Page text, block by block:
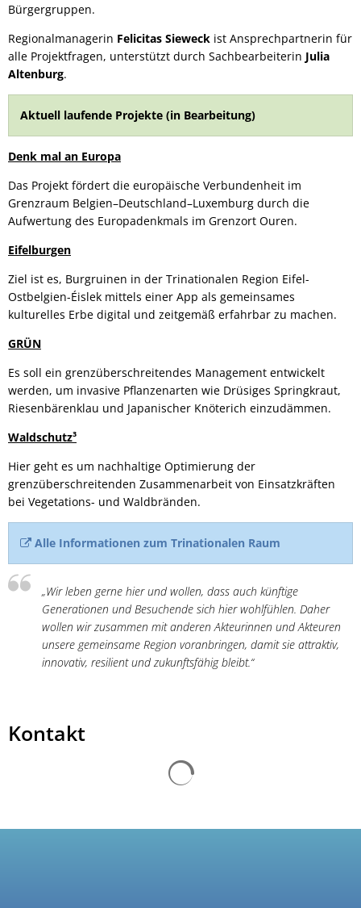
Bürgergruppen.
Regionalmanagerin Felicitas Sieweck ist Ansprechpartnerin für
alle Projektfragen, unterstützt durch Sachbearbeiterin Julia
Altenburg.
Aktuell laufende Projekte (in Bearbeitung)
Denk mal an Europa
Das Projekt fördert die europäische Verbundenheit im
Grenzraum Belgien–Deutschland–Luxemburg durch die
Aufwertung des Europadenkmals im Grenzort Ouren.
Eifelburgen
Ziel ist es, Burgruinen in der Trinationalen Region Eifel-
Ostbelgien-Éislek mittels einer App als gemeinsames
kulturelles Erbe digital und zeitgemäß erfahrbar zu machen.
GRÜN
Es soll ein grenzüberschreitendes Management entwickelt
werden, um invasive Pflanzenarten wie Drüsiges Springkraut,
Riesenbärenklau und Japanischer Knöterich einzudämmen.
Waldschutz³
Hier geht es um nachhaltige Optimierung der
grenzüberschreitenden Zusammenarbeit von Einsatzkräften
bei Vegetations- und Waldbränden.
Alle Informationen zum Trinationalen Raum
„Wir leben gerne hier und wollen, dass auch künftige
Generationen und Besuchende sich hier wohlfühlen. Daher
wollen wir zusammen mit anderen Akteurinnen und Akteuren
unsere gemeinsame Region voranbringen, damit sie attraktiv,
innovativ, resilient und zukunftsfähig bleibt.“
Kontakt